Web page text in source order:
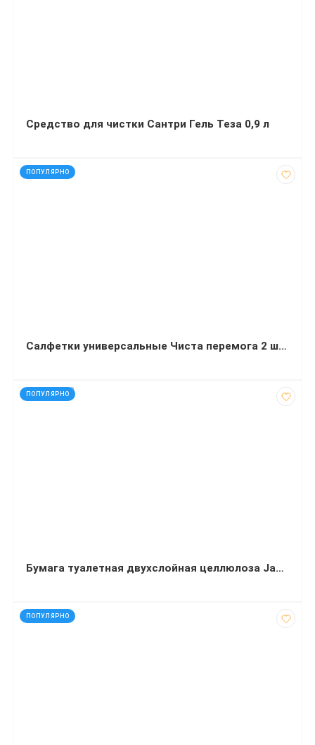
Средство для чистки Сантри Гель Теза 0,9 л
ПОПУЛЯРНО
код: 12779
Салфетки универсальные Чиста перемога 2 штуки
ПОПУЛЯРНО
код: 927572
Бумага туалетная двухслойная целлюлоза Jambo Lux Medium 100 м
ПОПУЛЯРНО
код: 32445